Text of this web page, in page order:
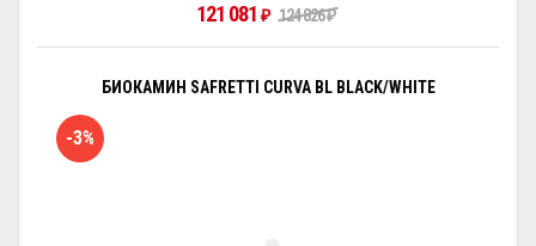
121 081 ₽ 124 826₽
БИОКАМИН SAFRETTI CURVA BL BLACK/WHITE
-3%